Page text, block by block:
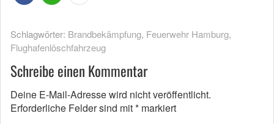
Schlagwörter: Brandbekämpfung, Feuerwehr Hamburg,
Flughafenlöschfahrzeug
Schreibe einen Kommentar
Deine E-Mail-Adresse wird nicht veröffentlicht.
Erforderliche Felder sind mit* markiert